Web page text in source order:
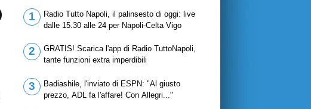
1
Radio Tutto Napoli, il palinsesto di oggi: live
dalle 15.30 alle 24 per Napoli-Celta Vigo
2
GRATIS! Scarica l'app di Radio TuttoNapoli,
tante funzioni extra imperdibili
3
Badiashile, l'inviato di ESPN: "Al giusto
prezzo, ADL fa l'affare! Con Allegri..."